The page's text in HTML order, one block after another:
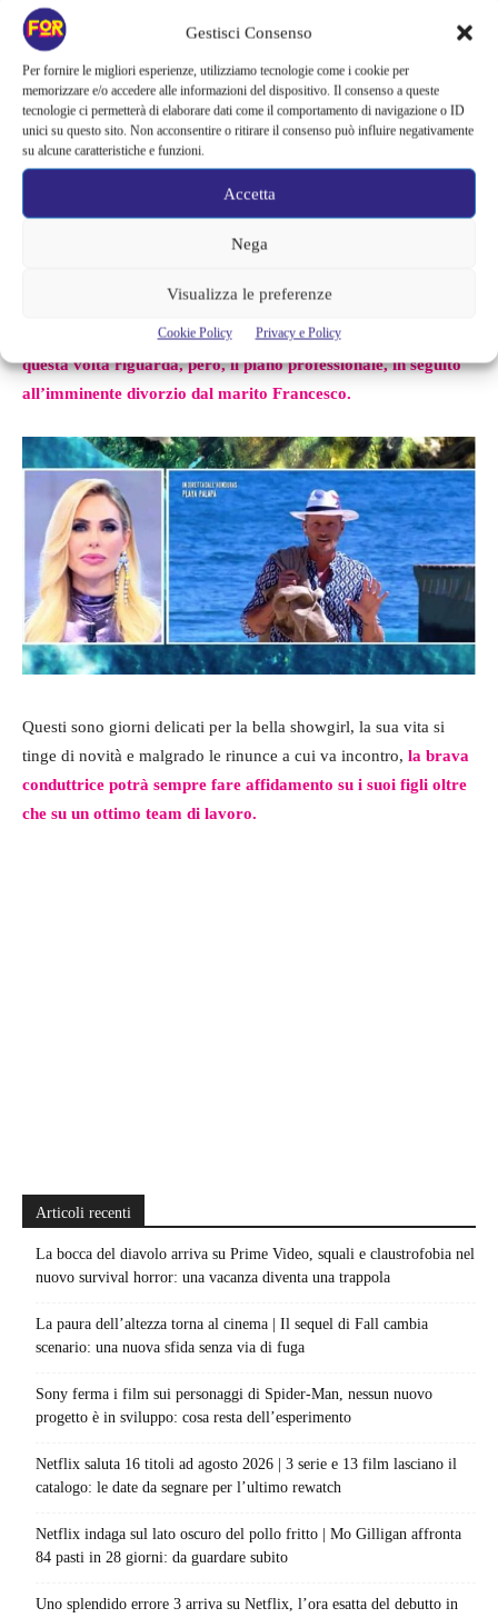
Gestisci Consenso
Per fornire le migliori esperienze, utilizziamo tecnologie come i cookie per
memorizzare e/o accedere alle informazioni del dispositivo. Il consenso a queste
tecnologie ci permetterà di elaborare dati come il comportamento di navigazione o ID
unici su questo sito. Non acconsentire o ritirare il consenso può influire negativamente
su alcune caratteristiche e funzioni.
Accetta
Nega
Visualizza le preferenze
Cookie Policy Privacy e Policy
già spuntano i primi nomi sui papabili partecipanti e addetti ai
lavori.
Dopo la riconferma di Ilary anche Vladimir Luxuria, in
qualità di opinionista, dovrebbe essere approvata
nuovamente.Nicola Savino, invece, lascerà la poltrona di
opinionista a qualun altro in quanto si sposterà su Tv8.
Che questo posto vacante possa essere affidato proprio ad
Alvin?È certo che il conduttore non voleràin Honduras per la
nuova edizione e Ilary dovrà adattarsi alla presenza di un
e questa è la condizione di partenza del reality per l’anno che
La Blasi, allora, fa fronte ad un altro cambiamento, che
questa volta riguarda, però, il piano professionale, in seguito
all’imminente divorzio dal marito Francesco.
Questi sono giorni delicati per la bella showgirl, la sua vita si
tinge di novità e malgrado le rinunce a cui va incontro, la brava
conduttrice potrà sempre fare affidamento su i suoi figli oltre
che su un ottimo team di lavoro.
Articoli recenti
La bocca del diavolo arriva su Prime Video, squali e claustrofobia nel
nuovo survival horror: una vacanza diventa una trappola
La paura dell’altezza torna al cinema | Il sequel di Fall cambia
scenario: una nuova sfida senza via di fuga
Sony ferma i film sui personaggi di Spider-Man, nessun nuovo
progetto è in sviluppo: cosa resta dell’esperimento
Netflix saluta 16 titoli ad agosto 2026 | 3 serie e 13 film lasciano il
catalogo: le date da segnare per l’ultimo rewatch
Netflix indaga sul lato oscuro del pollo fritto | Mo Gilligan affronta
84 pasti in 28 giorni: da guardare subito
Uno splendido errore 3 arriva su Netflix, l’ora esatta del debutto in